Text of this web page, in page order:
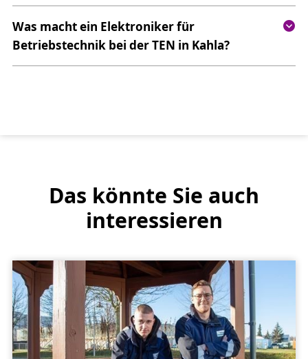
Was macht ein Elektroniker für
Betriebstechnik bei der TEN in Kahla?
Das könnte Sie auch
interessieren